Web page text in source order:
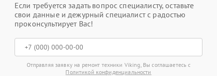
Если требуется задать вопрос специалисту, оставьте
свои данные и дежурный специалист с радостью
проконсультирует Вас!
Отправляя заявку на ремонт техники Viking, Вы соглашаетесь с
Политикой конфиденциальности